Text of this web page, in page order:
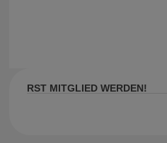
RST MITGLIED WERDEN!